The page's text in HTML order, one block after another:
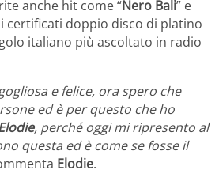
anche hit come “Nero Bali” e
certificati doppio disco di platino
italiano più ascoltato in radio
e felice, ora spero che
ed è per questo che ho
, perché oggi mi ripresento al
questa ed è come se fosse il
Elodie.